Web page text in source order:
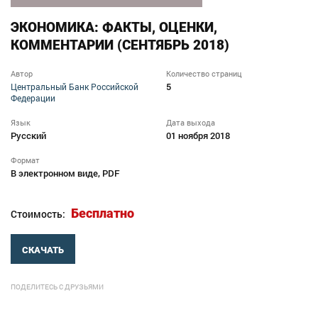
ЭКОНОМИКА: ФАКТЫ, ОЦЕНКИ,
КОММЕНТАРИИ (СЕНТЯБРЬ 2018)
Автор
Центральный Банк Российской
Федерации
Количество страниц
5
Язык
Русский
Дата выхода
01 ноября 2018
Формат
В электронном виде, PDF
Стоимость: Бесплатно
СКАЧАТЬ
ПОДЕЛИТЕСЬ С ДРУЗЬЯМИ